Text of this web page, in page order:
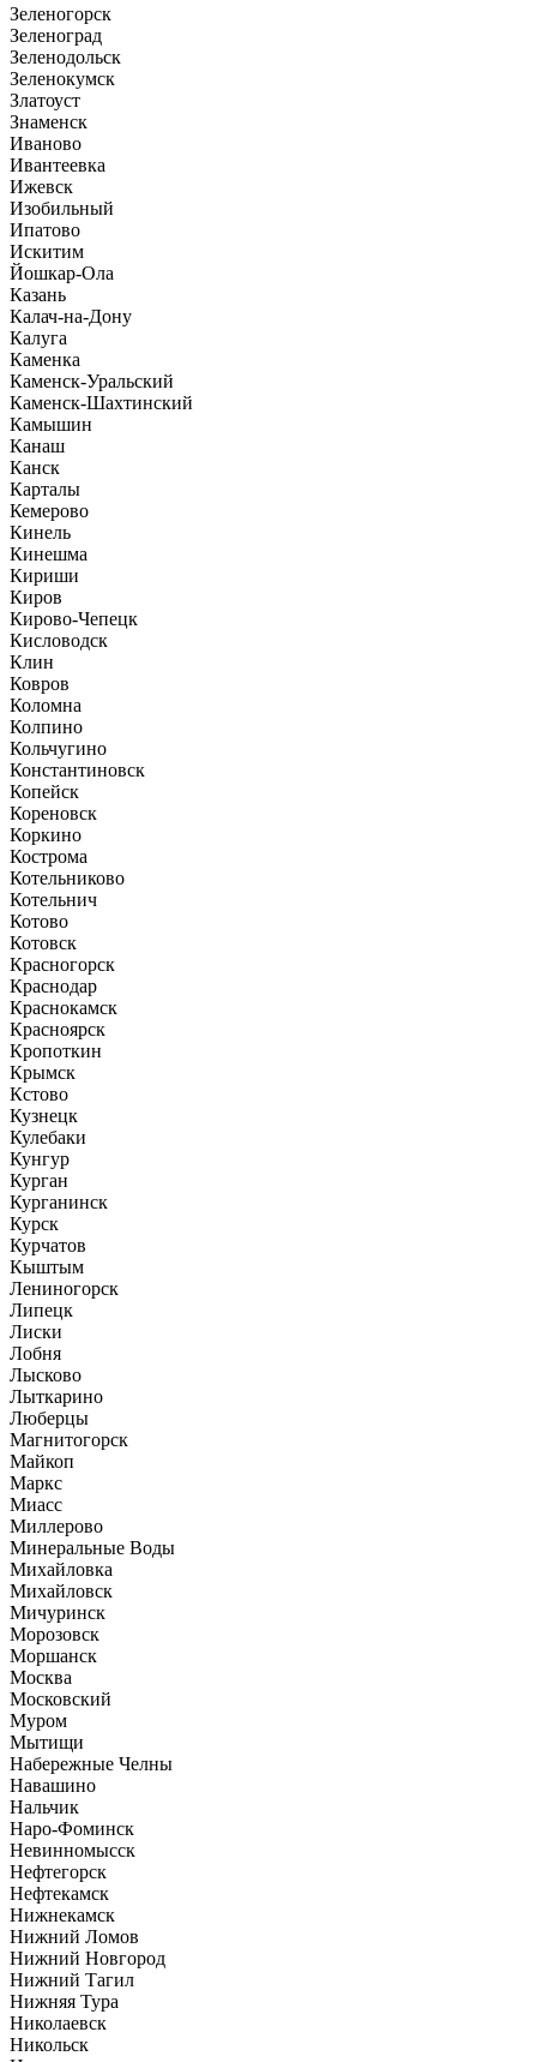
Зеленогорск
Зеленоград
Зеленодольск
Зеленокумск
Златоуст
Знаменск
Иваново
Ивантеевка
Ижевск
Изобильный
Ипатово
Искитим
Йошкар-Ола
Казань
Калач-на-Дону
Калуга
Каменка
Каменск-Уральский
Каменск-Шахтинский
Камышин
Канаш
Канск
Карталы
Кемерово
Кинель
Кинешма
Кириши
Киров
Кирово-Чепецк
Кисловодск
Клин
Ковров
Коломна
Колпино
Кольчугино
Константиновск
Копейск
Кореновск
Коркино
Кострома
Котельниково
Котельнич
Котово
Котовск
Красногорск
Краснодар
Краснокамск
Красноярск
Кропоткин
Крымск
Кстово
Кузнецк
Кулебаки
Кунгур
Курган
Курганинск
Курск
Курчатов
Кыштым
Лениногорск
Липецк
Лиски
Лобня
Лысково
Лыткарино
Люберцы
Магнитогорск
Майкоп
Маркс
Миасс
Миллерово
Минеральные Воды
Михайловка
Михайловск
Мичуринск
Морозовск
Моршанск
Москва
Московский
Муром
Мытищи
Набережные Челны
Навашино
Нальчик
Наро-Фоминск
Невинномысск
Нефтегорск
Нефтекамск
Нижнекамск
Нижний Ломов
Нижний Новгород
Нижний Тагил
Нижняя Тура
Николаевск
Никольск